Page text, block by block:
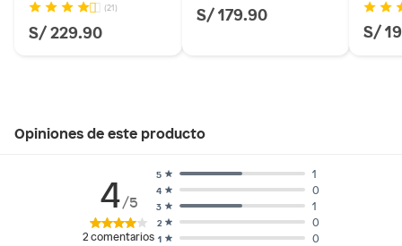
(21)
S/ 229.90
S/ 179.90
S/
Opiniones de este producto
4/5
2comentarios 1 0
2 0
3 1
4 0
5 1